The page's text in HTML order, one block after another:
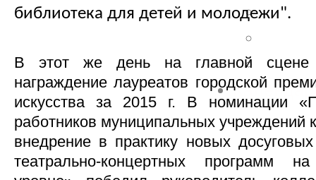
библиотека для детей и молодежи".
В этот же день на главной сцене
награждение лауреатов городской
искусства за 2015 г. В номинации
работников муниципальных учреждений
внедрение в практику новых досуговых
театрально-концертных программ